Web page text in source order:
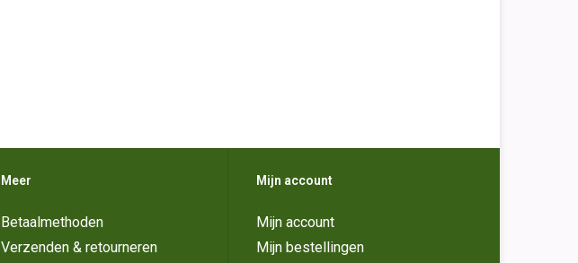
Meer
Betaalmethoden
Verzenden & retourneren
Mijn account
Mijn account
Mijn bestellingen